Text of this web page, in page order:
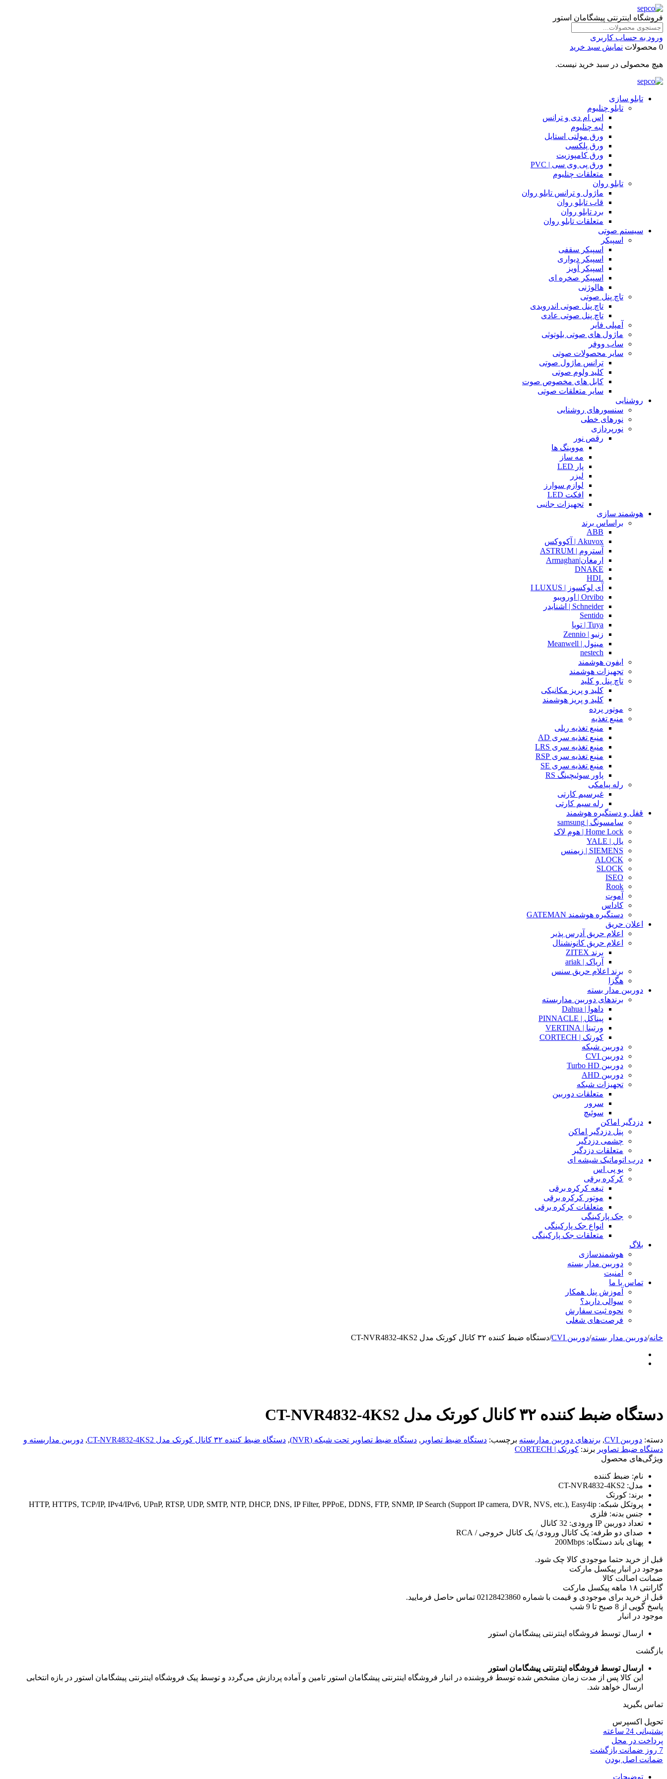
فروشگاه اینترنتی پیشگامان استور
ورود به حساب کاربری
0 محصولات
نمایش سبد خرید
هیچ محصولی در سبد خرید نیست.
تابلو سازی
تابلو چنلیوم
اس ام دی و ترانس
لبه چنلیوم
ورق مولتی استایل
ورق پلکسی
ورق کامپوزیت
ورق پی وی سی | PVC
متعلقات چنلیوم
تابلو روان
ماژول و ترانس تابلو روان
قاب تابلو روان
برد تابلو روان
متعلقات تابلو روان
سیستم صوتی
اسپیکر
اسپیکر سقفی
اسپیکر دیواری
اسپیکر آویز
اسپیکر صخره ای
هالوژنی
تاچ پنل صوتی
تاچ پنل صوتی اندرویدی
تاچ پنل صوتی عادی
آمپلی فایر
ماژول های صوتی بلوتوثی
ساب ووفر
سایر محصولات صوتی
ترانس ماژول صوتی
کلید ولوم صوتی
کابل های مخصوص صوت
سایر متعلقات صوتی
روشنایی
سنسورهای روشنایی
نورهای خطی
نورپردازی
رقص نور
مووینگ ها
مه ساز
پار LED
لیزر
لوازم سوارز
افکت LED
تجهیزات جانبی
هوشمند سازی
براساس برند
ABB
Akuvox | آکووکس
آستروم | ASTRUM
ارمغان|Armaghan
DNAKE
HDL
آی لوکسوز | I LUXUS
Orvibo | اورویبو
Schneider | اشنایدر
Sentido
Tuya | تویا
زنیو | Zennio
مینول | Meanwell
nestech
ایفون هوشمند
تجهیزات هوشمند
تاچ پنل و کلید
کلید و پریز مکانیکی
کلید و پریز هوشمند
موتور پرده
منبع تغذیه
منبع تغذیه ریلی
منبع تغذیه سری AD
منبع تغذیه سری LRS
منبع تغذیه سری RSP
منبع تغذیه سری SE
پاور سوئیچینگ RS
رله پیامکی
غیرسیم کارتی
رله سیم کارتی
قفل و دستگیره هوشمند
سامسونگ | samsung
Home Lock | هوم لاک
یال | YALE
SIEMENS | زیمنس
ALOCK
SLOCK
ISEO
Rook
آموت
کاداس
دستگیره هوشمند GATEMAN
اعلان حریق
اعلام حریق آدرس پذیر
اعلام حریق کانونشنال
برند ZITEX
آریاک | ariak
برند اعلام حریق سنس
هگزا
دوربین مدار بسته
برندهای دوربین مداربسته
داهوا | Dahua
پیناکل | PINNACLE
ورتینا | VERTINA
کورتک | CORTECH
دوربین شبکه
دوربین CVI
دوربین Turbo HD
دوربین AHD
تجهیزات شبکه
متعلقات دوربین
سرور
سوئیچ
دزدگیر اماکن
پنل دزدگیر اماکن
چشمی دزدگیر
متعلقات دزدگیر
درب اتوماتیک شیشه ای
یو پی اس
کرکره برقی
تیغه کرکره برقی
موتور کرکره برقی
متعلقات کرکره برقی
جک پارکینگی
انواع جک پارکینگی
متعلقات جک پارکینگی
بلاگ
هوشمندسازی
دوربین مدار بسته
امنیت
تماس با ما
آموزش پنل همکار
سوالی دارید؟
نحوه ثبت سفارش
فرصت‌های شغلی
خانه/دوربین مدار بسته/دوربین CVI /دستگاه ضبط کننده ۳۲ کانال کورتک مدل CT-NVR4832-4KS2
دستگاه ضبط کننده ۳۲ کانال کورتک مدل CT-NVR4832-4KS2
دسته: دوربین CVI , برندهای دوربین مداربسته برچسب: دستگاه ضبط تصاویر , دستگاه ضبط تصاویر تحت شبکه (NVR) , دستگاه ضبط کننده ۳۲ کانال کورتک مدل CT-NVR4832-4KS2 , دوربین مداربسته و
دستگاه ضبط تصاویر برند: کورتک | CORTECH
ویژگی‌های محصول
نام: ضبط کننده
مدل: CT-NVR4832-4KS2
برند: کورتک
پروتکل شبکه: HTTP, HTTPS, TCP/IP, IPv4/IPv6, UPnP, RTSP, UDP, SMTP, NTP, DHCP, DNS, IP Filter, PPPoE, DDNS, FTP, SNMP, IP Search (Support IP camera, DVR, NVS, etc.), Easy4ip
جنس بدنه: فلزی
تعداد دوربین IP ورودی:
32 کانال
صدای دو طرفه: یک کانال ورودی/ یک کانال خروجی / RCA
پهنای باند دستگاه: 200Mbps
قبل از خرید حتما موجودی کالا چک شود.
موجود در انبار پیکسل مارکت
ضمانت اصالت کالا
گارانتی ۱۸ ماهه پیکسل مارکت
قبل از خرید برای موجودی و قیمت با شماره 02128423860 تماس حاصل فرمایید.
پاسخ گویی از 8 صبح تا 9 شب
موجود در انبار
ارسال توسط فروشگاه اینترنتی پیشگامان استور
بازگشت
ارسال توسط فروشگاه اینترنتی پیشگامان استور
این کالا پس از مدت زمان مشخص شده توسط فروشنده در انبار فروشگاه اینترنتی پیشگامان استور تامین و آماده پردازش می‌گردد و توسط پیک فروشگاه اینترنتی پیشگامان استور در بازه انتخابی
ارسال خواهد شد.
تماس بگیرید
تحویل اکسپرس
پشتیبانی 24 ساعته
پرداخت در محل
7 روز ضمانت بازگشت
ضمانت اصل بودن
توضیحات